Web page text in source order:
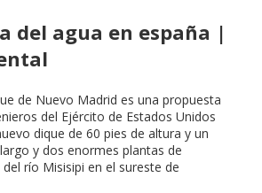
del agua en españa |
de Nuevo Madrid es una propuesta
del Ejército de Estados Unidos
dique de 60 pies de altura y un
y dos enormes plantas de
río Misisipi en el sureste de